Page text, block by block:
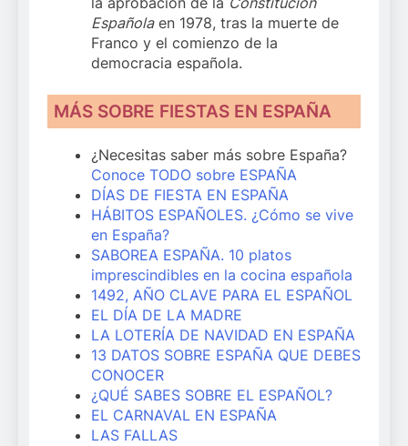
Españolaen 1978, tras la muerte de
Franco y el comienzo de la
democracia española.
MÁS SOBRE FIESTAS EN ESPAÑA
¿Necesitas saber más sobre España?
Conoce TODO sobre ESPAÑA
DÍAS DE FIESTA EN ESPAÑA
HÁBITOS ESPAÑOLES. ¿Cómo se vive
en España?
SABOREA ESPAÑA. 10 platos
imprescindibles en la cocina española
1492, AÑO CLAVE PARA EL ESPAÑOL
EL DÍA DE LA MADRE
LA LOTERÍA DE NAVIDAD EN ESPAÑA
13 DATOS SOBRE ESPAÑA QUE DEBES
CONOCER
¿QUÉ SABES SOBRE EL ESPAÑOL?
EL CARNAVAL EN ESPAÑA
LAS FALLAS